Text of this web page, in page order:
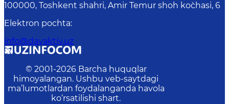
100000, Toshkent shahri, Amir Temur shoh ko`chasi, 6
Elektron pochta:
info@davaktiv.uz
© 2001-2026 Barcha huquqlar
himoyalangan. Ushbu veb-saytdagi
ma’lumotlardan foydalanganda havola
ko‘rsatilishi shart.